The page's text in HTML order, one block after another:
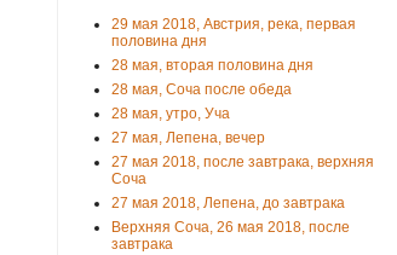
29 мая 2018, Австрия, река, первая
половина дня
28 мая, вторая половина дня
28 мая, Соча после обеда
28 мая, утро, Уча
27 мая, Лепена, вечер
27 мая 2018, после завтрака, верхняя
Соча
27 мая 2018, Лепена, до завтрака
Верхняя Соча, 26 мая 2018, после
завтрака